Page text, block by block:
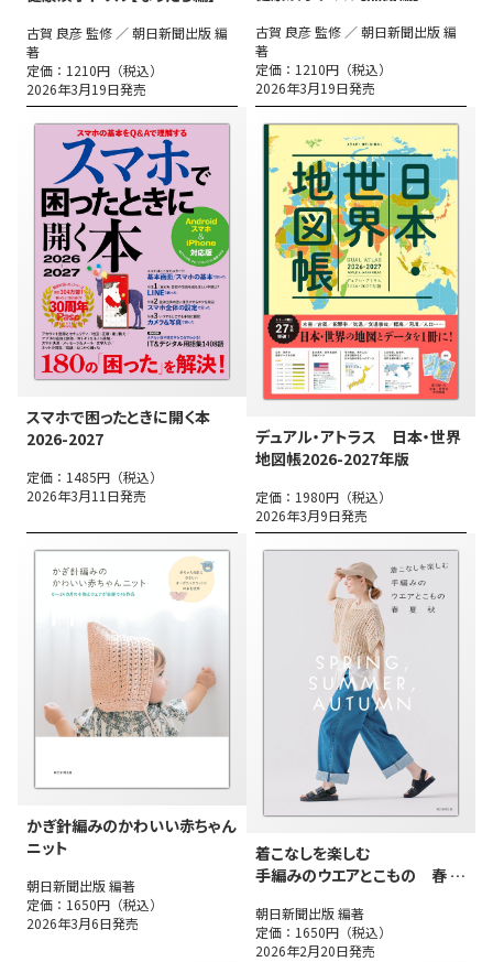
古賀 良彦 監修 ／ 朝日新聞出版 編
著
定価：1210円（税込）
2026年3月19日発売
古賀 良彦 監修 ／ 朝日新聞出版 編
著
定価：1210円（税込）
2026年3月19日発売
スマホで困ったときに開く本
2026-2027
定価：1485円（税込）
2026年3月11日発売
デュアル・アトラス 日本・世界
地図帳2026-2027年版
定価：1980円（税込）
2026年3月9日発売
かぎ針編みのかわいい赤ちゃん
ニット
朝日新聞出版 編著
定価：1650円（税込）
2026年3月6日発売
着こなしを楽しむ
手編みのウエアとこもの 春 夏
朝日新聞出版 編著
定価：1650円（税込）
2026年2月20日発売